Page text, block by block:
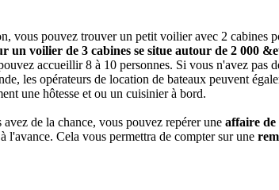
vous pouvez trouver un petit voilier avec 2 cabines
un voilier de 3 cabines se situe autour de 2 000
accueillir 8 à 10 personnes. Si vous n'avez pas
les opérateurs de location de bateaux peuvent
une hôtesse et ou un cuisinier à bord.
de la chance, vous pouvez repérer une affaire de
l'avance. Cela vous permettra de compter sur une